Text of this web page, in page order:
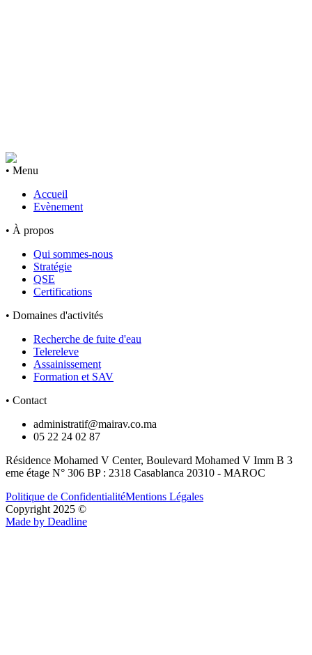
• Menu
Accueil
Evènement
• À propos
Qui sommes-nous
Stratégie
QSE
Certifications
• Domaines d'activités
Recherche de fuite d'eau
Telereleve
Assainissement
Formation et SAV
• Contact
administratif@mairav.co.ma
05 22 24 02 87
Résidence Mohamed V Center, Boulevard Mohamed V Imm B 3
eme étage N° 306 BP : 2318 Casablanca 20310 - MAROC
Politique de ConfidentialitéMentions Légales
Copyright 2025 ©
Made by Deadline